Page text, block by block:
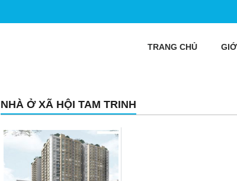
TRANG CHỦ
NHÀ Ở XÃ HỘI TAM TRINH